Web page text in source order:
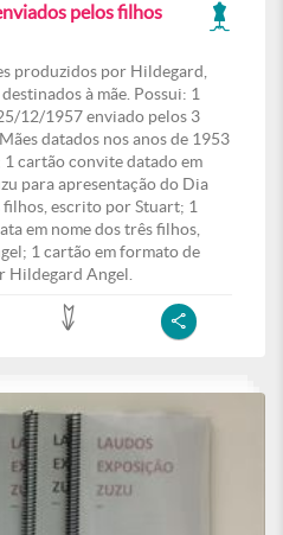
pelos filhos
produzidos por Hildegard,
à mãe. Possui: 1
12/1957 enviado pelos 3
datados nos anos de 1953
cartão convite datado em
para apresentação do Dia
filhos, escrito por Stuart; 1
em nome dos três filhos,
1 cartão em formato de
Hildegard Angel.